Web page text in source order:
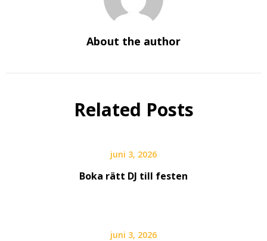
About the author
Related Posts
juni 3, 2026
Boka rätt DJ till festen
juni 3, 2026